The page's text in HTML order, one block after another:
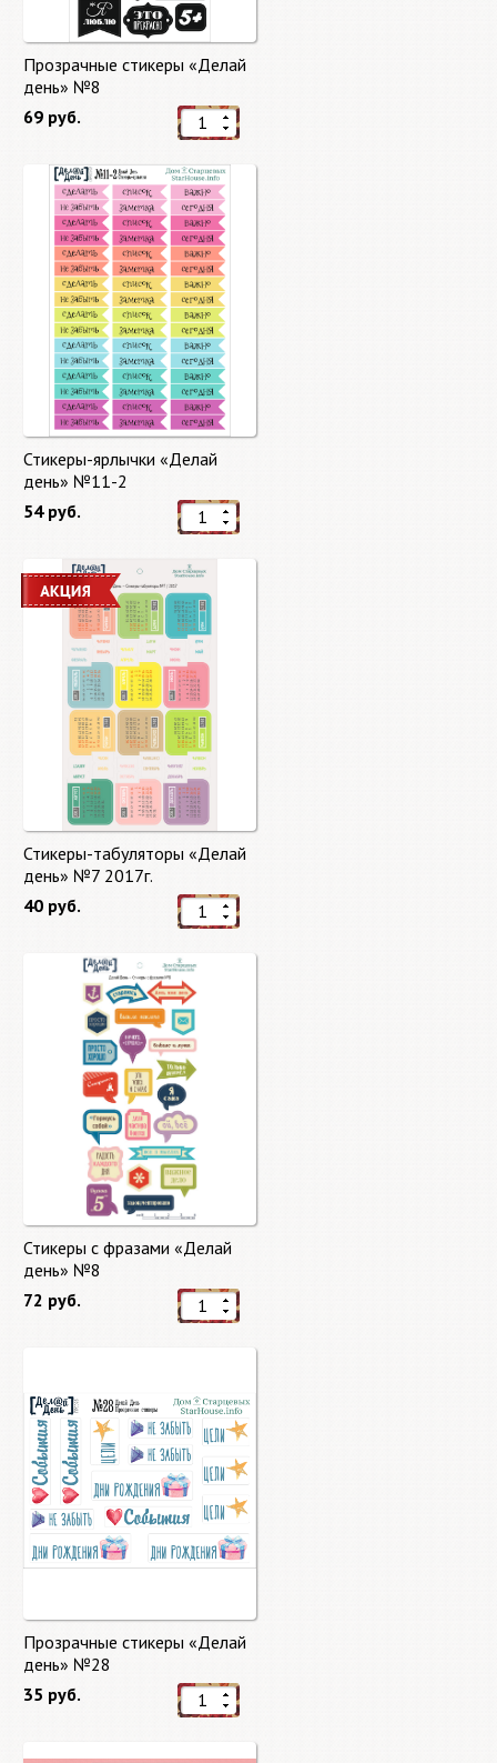
Прозрачные стикеры «Делай
день» №8
69 руб.
Стикеры-ярлычки «Делай
день» №11-2
54 руб.
Стикеры-табуляторы «Делай
день» №7 2017г.
40 руб.
Стикеры с фразами «Делай
день» №8
72 руб.
Прозрачные стикеры «Делай
день» №28
35 руб.